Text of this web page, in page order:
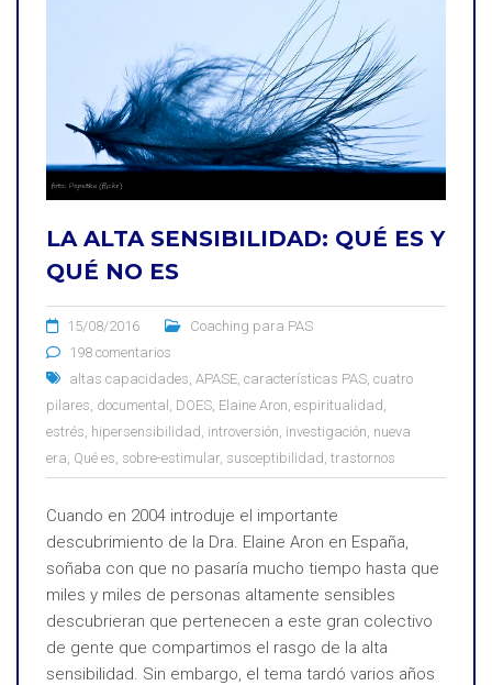
LA ALTA SENSIBILIDAD: QUÉ ES Y
QUÉ NO ES
15/08/2016
Coaching para PAS
198 comentarios
altas capacidades APASE características PAS cuatro
pilares documental DOES Elaine Aron espiritualidad
estrés hipersensibilidad introversión investigación nueva
era Qué es sobre-estimular, susceptibilidad trastornos
Cuando en 2004 introduje el importante
descubrimiento de la Dra. Elaine Aron en España,
soñaba con que no pasaría mucho tiempo hasta que
miles y miles de personas altamente sensibles
descubrieran que pertenecen a este gran colectivo
de gente que compartimos el rasgo de la alta
sensibilidad. Sin embargo, el tema tardó varios años